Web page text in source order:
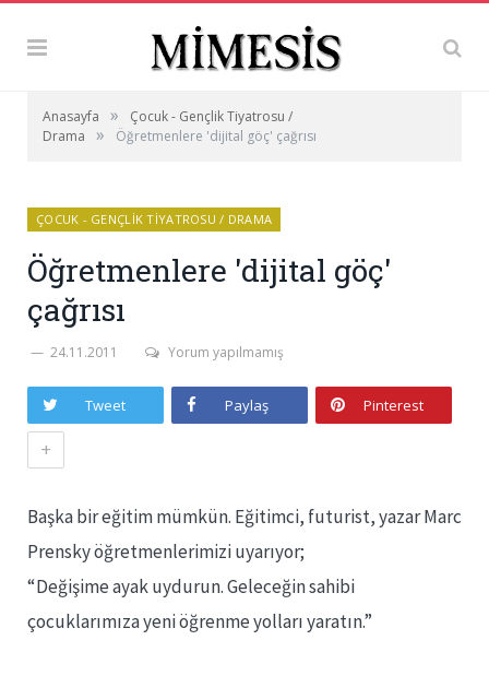
Anasayfa »
Çocuk - Gençlik Tiyatrosu /
Drama
» Öğretmenlere 'dijital göç' çağrısı
ÇOCUK - GENÇLIK TIYATROSU / DRAMA
Öğretmenlere 'dijital göç'
çağrısı
24.11.2011 Yorum yapılmamış
Tweet Paylaş Pinterest
+
Başka bir eğitim mümkün. Eğitimci, futurist, yazar Marc
Prensky öğretmenlerimizi uyarıyor;
“Değişime ayak uydurun. Geleceğin sahibi
çocuklarımıza yeni öğrenme yolları yaratın.”